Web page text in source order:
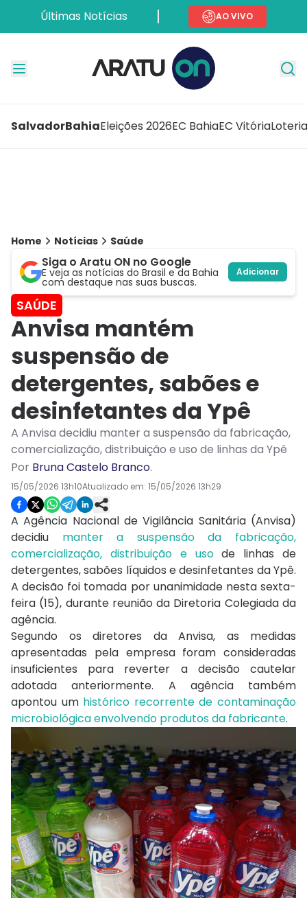
Últimas Notícias AO VIVO
SalvadorBahiaEleições 2026EC BahiaEC Vitória
Home Notícias Saúde
Siga o Aratu ON no Google
E veja as notícias do Brasil e da Bahia
com destaque nas suas buscas.
Adicionar
SAÚDE
Anvisa mantém
suspensão de
detergentes, sabões e
desinfetantes da Ypê
A Anvisa decidiu manter a suspensão da fabricação,
comercialização, distribuição e uso de linhas da Ypê
Por Bruna Castelo Branco.
15/05/2026 13h10Atualizado em: 15/05/2026 13h29
AAgência Nacional de Vigilância Sanitária(Anvisa)
decidiu manter a suspensão da fabricação,
comercialização, distribuição e usode linhas de
detergentes, sabões líquidos e desinfetantes daYpê.
A decisão foi tomada por unanimidade nesta sexta-
feira (15), durante reunião da Diretoria Colegiada da
agência.
Segundo os diretores da Anvisa, as medidas
apresentadas pela empresa foram consideradas
insuficientes para reverter a decisão cautelar
adotada anteriormente. A agência também
apontou um histórico recorrente de contaminação
microbiológica envolvendo produtos da fabricante.